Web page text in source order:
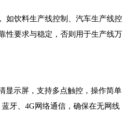
如饮料生产线控制、汽车生产线控
性要求与稳定，否则用于生产线万
显示屏，支持多点触控，操作简单
牙、4G网络通信，确保在无网线